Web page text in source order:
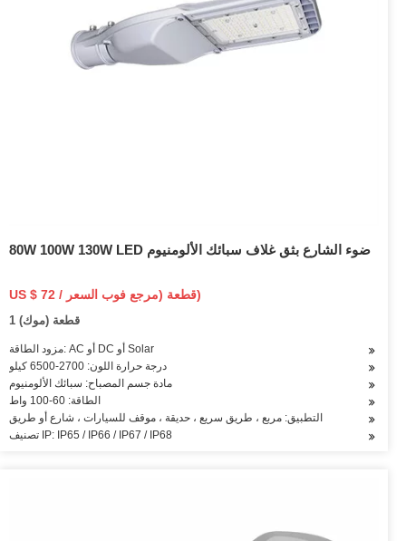
80W 100W 130W LED ضوء الشارع بثق غلاف سبائك الألومنيوم
US $ 72 / قطعة (مرجع فوب السعر)
1 قطعة (موك)
مزود الطاقة: AC أو DC أو Solar
درجة حرارة اللون: 2700-6500 كيلو
مادة جسم المصباح: سبائك الألومنيوم
الطاقة: 60-100 واط
التطبيق: مربع ، طريق سريع ، حديقة ، موقف للسيارات ، شارع أو طريق
تصنيف IP: IP65 / IP66 / IP67 / IP68